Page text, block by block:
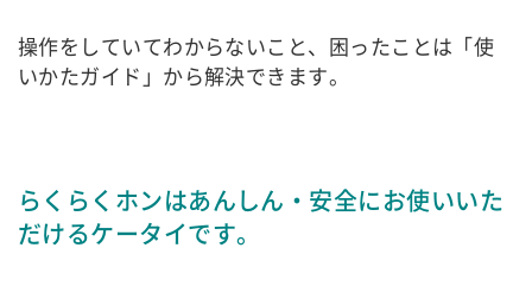
操作をしていてわからないこと、困ったことは「使
いかたガイド」から解決できます。
らくらくホンはあんしん・安全にお使いいた
だけるケータイです。